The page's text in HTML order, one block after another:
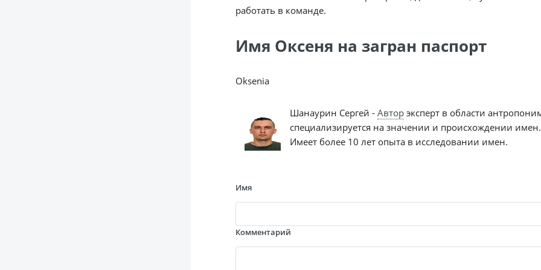
работать в команде.
Имя Оксеня на загран паспорт
Oksenia
Шанаурин Сергей - Авторэксперт в области
специализируется на значении и происхождении имен.
Имеет более 10 лет опыта в исследовании имен.
Имя
Комментарий